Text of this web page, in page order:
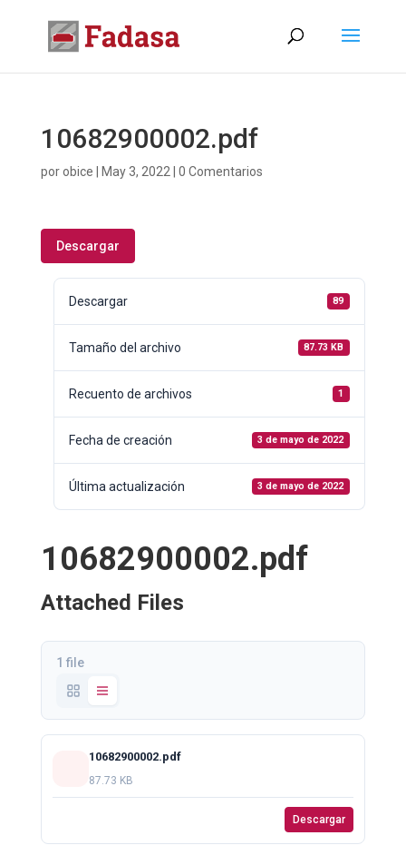
10682900002.pdf
porobice May 3, 2022 0 Comentarios
Descargar
Descargar 89
Tamaño del archivo 87.73 KB
Recuento de archivos 1
Fecha de creación 3 de mayo de 2022
Última actualización 3 de mayo de 2022
10682900002.pdf
Attached Files
1 file
10682900002.pdf
87.73 KB
Descargar